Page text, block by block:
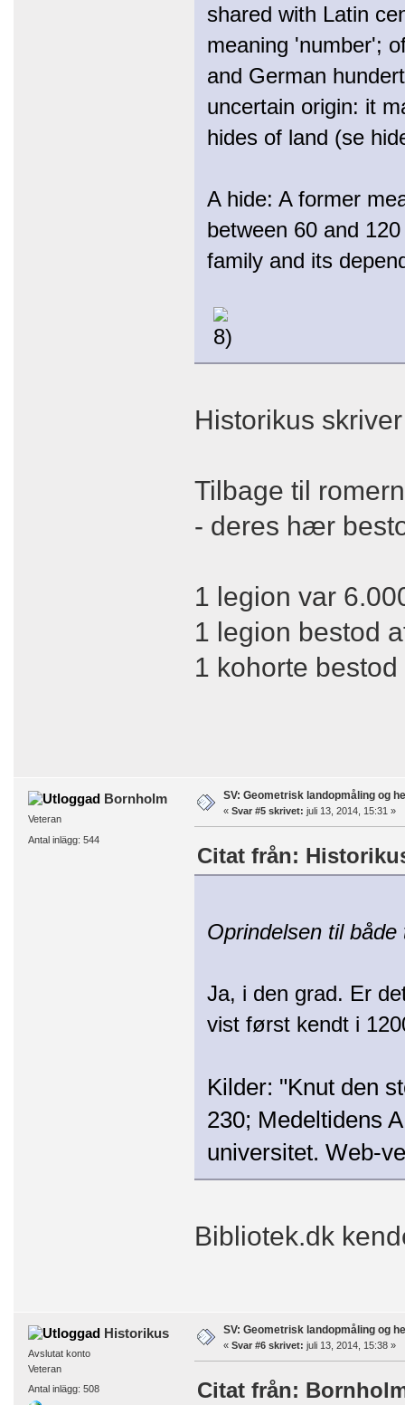
shared with Latin
meaning 'number';
and German
uncertain origin: it
hides of land (se
A hide: A former
between 60 and
family and its
Historikus
Tilbage til
- deres hær
1 legion var
1 legion bestod
1 kohorte
Bornholm
Veteran
Antal inlägg: 544
SV: Geometrisk landopmåling og
« Svar #5 skrivet: juli 13, 2014, 15:31 »
Citat från:
Oprindelsen til
Ja, i den grad. Er
vist først kendt i
Kilder: "Knut den
230; Medeltidens
universitet. Web-
Bibliotek.dk
Historikus
Avslutat konto
Veteran
Antal inlägg: 508
SV: Geometrisk landopmåling og
« Svar #6 skrivet: juli 13, 2014, 15:38 »
Citat från: